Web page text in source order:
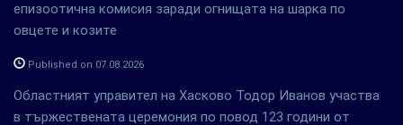
епизоотична комисия заради огнищата на шарка по
овцете и козите
Published on 07.08.2026
Областният управител на Хасково Тодор Иванов участва
в тържествената церемония по повод 123 години от